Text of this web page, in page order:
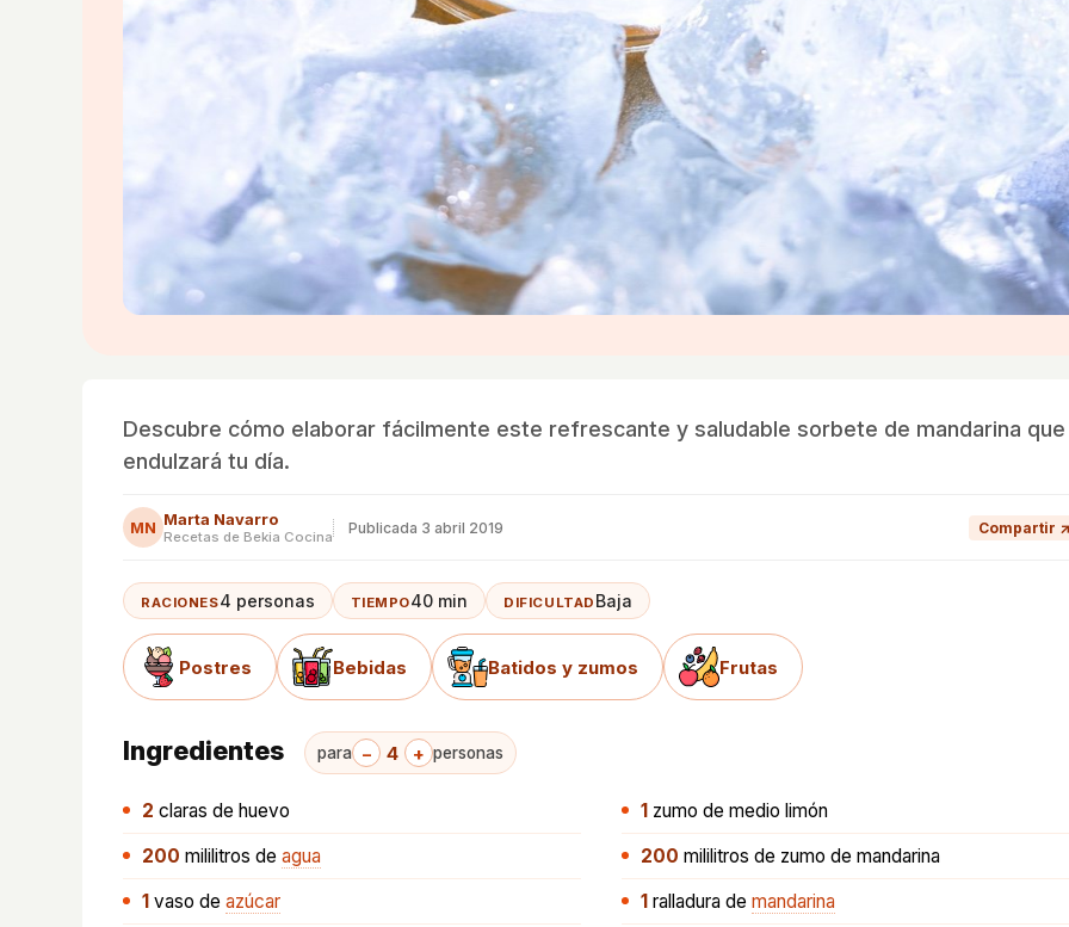
Descubre cómo elaborar fácilmente este refrescante y saludable sorbete de mandarina que
endulzará tu día.
MN Marta Navarro
Recetas de Bekia Cocina
Publicada 3 abril 2019 Compartir ↗
RACIONES4 personas TIEMPO40 min DIFICULTAD Baja
Postres Bebidas Batidos y zumos Frutas
Ingredientes para − 4 + personas
2 claras de huevo
200 mililitros de agua
1 vaso de azúcar
1 zumo de medio limón
200 mililitros de zumo de mandarina
1 ralladura de mandarina